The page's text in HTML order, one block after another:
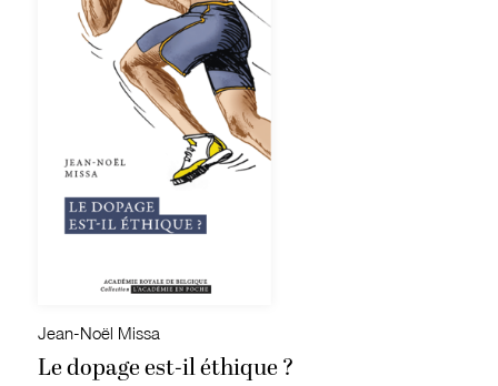
Jean-Noël Missa
Le dopage est-il éthique ?